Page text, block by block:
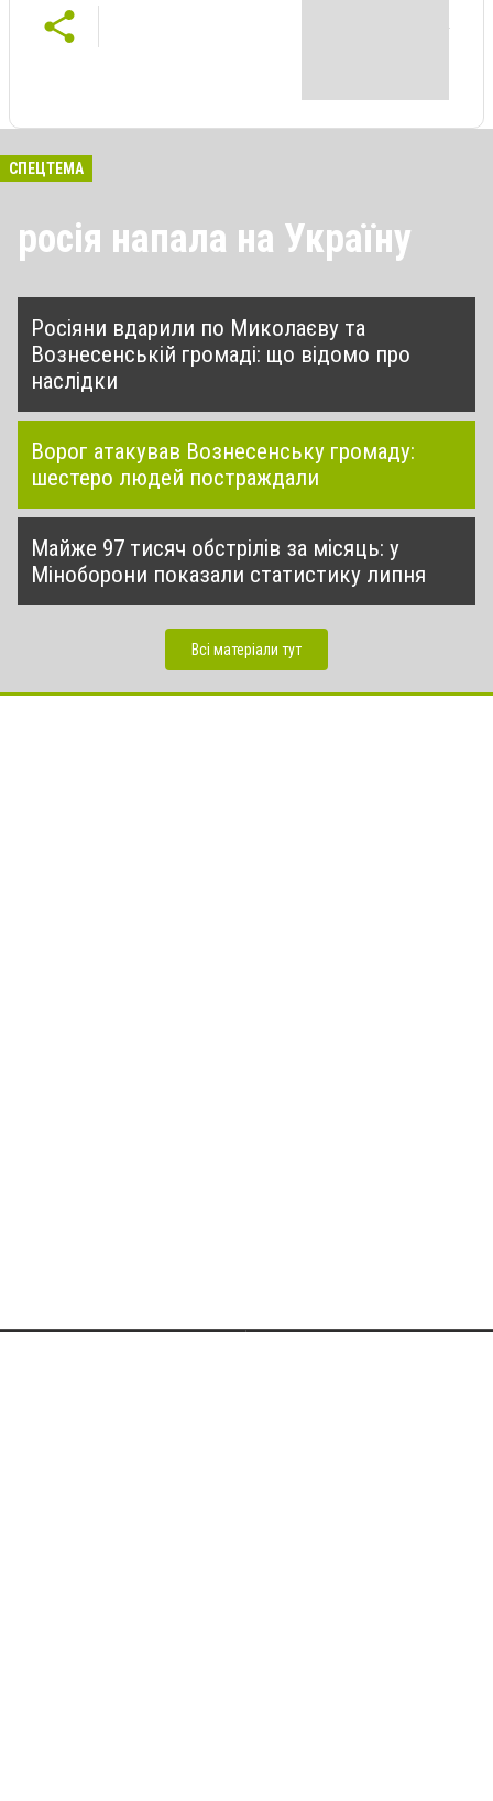
СПЕЦТЕМА
росія напала на Україну
Росіяни вдарили по Миколаєву та
Вознесенській громаді: що відомо про
наслідки
Ворог атакував Вознесенську громаду:
шестеро людей постраждали
Майже 97 тисяч обстрілів за місяць: у
Міноборони показали статистику липня
Всі матеріали тут